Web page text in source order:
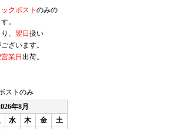
クポスト のみの
。
、 翌日 扱い
ざいます。
業日 出荷。
ストのみ
年8月
水 木 金
土